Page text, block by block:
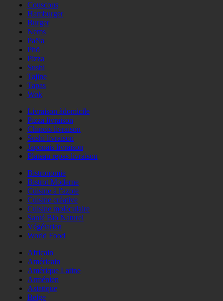
Couscous
Hamburger
Burger
Nems
Paëla
Phö
Pizza
Sushi
Tajine
Tapas
Wok
Livraison àdomicile
Pizza livraison
Chinois livraison
Sushi livraison
Japonais livraison
Plateau repas livraison
Bistronomie
Bistrot Moderne
Cuisine à l'azote
Cuisine créative
Cuisine moléculaire
Santé Bio Naturel
Végétarien
World Food
Africain
Américain
Amérique Latine
Arménien
Asiatique
Belge